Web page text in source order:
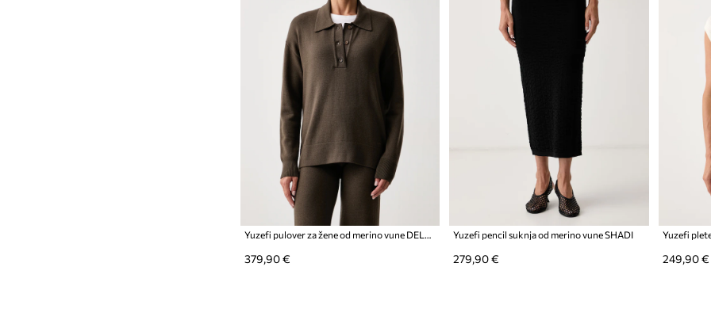
Yuzefi pulover za žene od merino vune DELARA
379,90 €
Yuzefi pencil suknja od merino vune SHADI
279,90 € 249,90 €